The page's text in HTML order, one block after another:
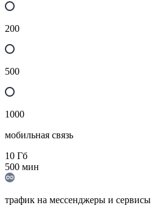
200
500
1000
мобильная связь
10 Гб
500 мин
трафик на мессенджеры и сервисы